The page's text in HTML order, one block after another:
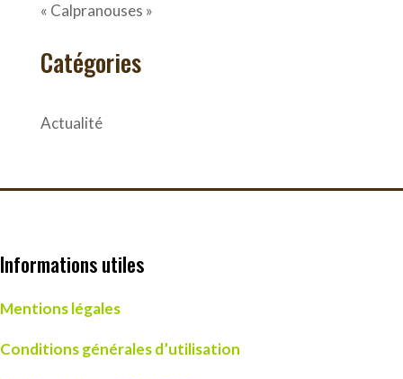
« Calpranouses »
Catégories
Actualité
Informations utiles
Mentions légales
Conditions générales d’utilisation